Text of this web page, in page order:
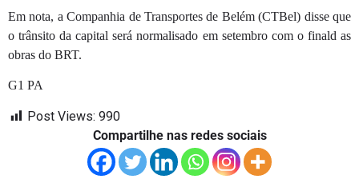
Em nota, a Companhia de Transportes de Belém (CTBel) disse que
o trânsito da capital será normalisado em setembro com o finald as
obras do BRT.
G1 PA
Post Views: 990
Compartilhe nas redes sociais